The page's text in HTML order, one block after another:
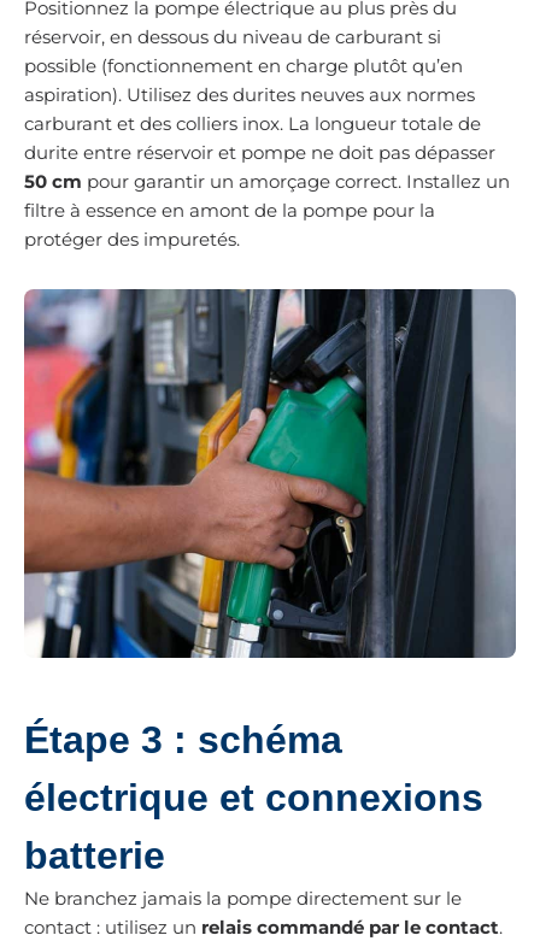
Positionnez la pompe électrique au plus près du
réservoir, en dessous du niveau de carburant si
possible (fonctionnement en charge plutôt qu’en
aspiration). Utilisez des durites neuves aux normes
carburant et des colliers inox. La longueur totale de
durite entre réservoir et pompe ne doit pas dépasser
50 cm pour garantir un amorçage correct. Installez un
filtre à essence en amont de la pompe pour la
protéger des impuretés.
Étape 3 : schéma
électrique et connexions
batterie
Ne branchez jamais la pompe directement sur le
contact : utilisez un relais commandé par le contact.